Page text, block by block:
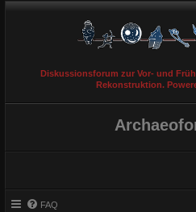
Diskussionsforum zur Vor- und
Rekonstruktion.
FAQ